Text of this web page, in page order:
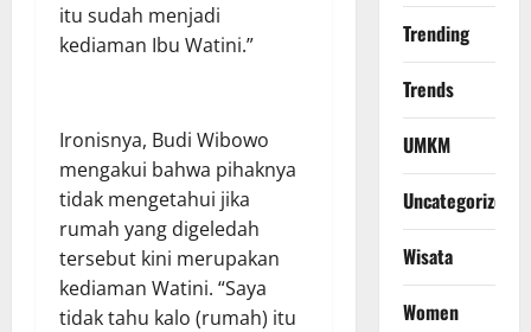
itu sudah menjadi
kediaman Ibu Watini.”
Ironisnya, Budi Wibowo
mengakui bahwa pihaknya
tidak mengetahui jika
rumah yang digeledah
tersebut kini merupakan
kediaman Watini. “Saya
tidak tahu kalo (rumah) itu
Trending
Trends
UMKM
Uncategorized
Wisata
Women